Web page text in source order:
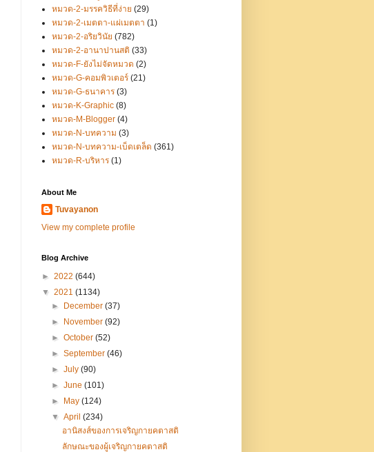
หมวด-2-มรรควิธีที่ง่าย (29)
หมวด-2-เมตตา-แผ่เมตตา (1)
หมวด-2-อริยวินัย (782)
หมวด-2-อานาปานสติ (33)
หมวด-F-ยังไม่จัดหมวด (2)
หมวด-G-คอมพิวเตอร์ (21)
หมวด-G-ธนาคาร (3)
หมวด-K-Graphic (8)
หมวด-M-Blogger (4)
หมวด-N-บทความ (3)
หมวด-N-บทความ-เบ็ดเตล็ด (361)
หมวด-R-บริหาร (1)
About Me
Tuvayanon
View my complete profile
Blog Archive
► 2022 (644)
▼ 2021 (1134)
►
December(37)
►
November(92)
►October(52)
►September(46)
►July(90)
►June(101)
►
May(124)
▼April(234)
อานิสงส์ของการเจริญกายคตาสติ
ลักษณะของผู้เจริญกายคตาสติ